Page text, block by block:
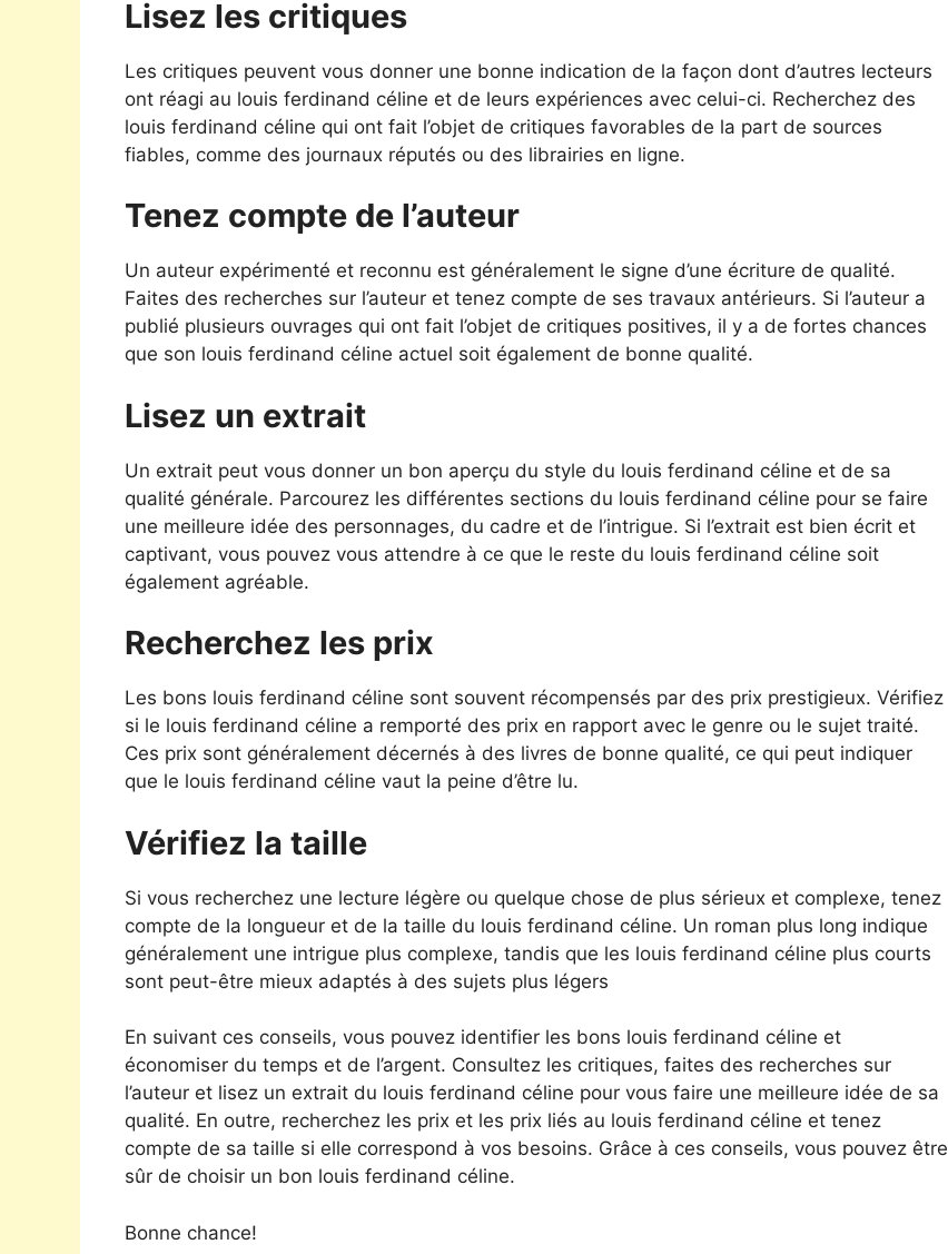
Lisez les critiques
Les critiques peuvent vous donner une bonne indication de la façon dont d’autres lecteurs
ont réagi au louis ferdinand céline et de leurs expériences avec celui-ci. Recherchez des
louis ferdinand céline qui ont fait l’objet de critiques favorables de la part de sources
fiables, comme des journaux réputés ou des librairies en ligne.
Tenez compte de l’auteur
Un auteur expérimenté et reconnu est généralement le signe d’une écriture de qualité.
Faites des recherches sur l’auteur et tenez compte de ses travaux antérieurs. Si l’auteur a
publié plusieurs ouvrages qui ont fait l’objet de critiques positives, il y a de fortes chances
que son louis ferdinand céline actuel soit également de bonne qualité.
Lisez un extrait
Un extrait peut vous donner un bon aperçu du style du louis ferdinand céline et de sa
qualité générale. Parcourez les différentes sections du louis ferdinand céline pour se faire
une meilleure idée des personnages, du cadre et de l’intrigue. Si l’extrait est bien écrit et
captivant, vous pouvez vous attendre à ce que le reste du louis ferdinand céline soit
également agréable.
Recherchez les prix
Les bons louis ferdinand céline sont souvent récompensés par des prix prestigieux. Vérifiez
si le louis ferdinand céline a remporté des prix en rapport avec le genre ou le sujet traité.
Ces prix sont généralement décernés à des livres de bonne qualité, ce qui peut indiquer
que le louis ferdinand céline vaut la peine d’être lu.
Vérifiez la taille
Si vous recherchez une lecture légère ou quelque chose de plus sérieux et complexe, tenez
compte de la longueur et de la taille du louis ferdinand céline. Un roman plus long indique
généralement une intrigue plus complexe, tandis que les louis ferdinand céline plus courts
sont peut-être mieux adaptés à des sujets plus légers
En suivant ces conseils, vous pouvez identifier les bons louis ferdinand céline et
économiser du temps et de l’argent. Consultez les critiques, faites des recherches sur
l’auteur et lisez un extrait du louis ferdinand céline pour vous faire une meilleure idée de sa
qualité. En outre, recherchez les prix et les prix liés au louis ferdinand céline et tenez
compte de sa taille si elle correspond à vos besoins. Grâce à ces conseils, vous pouvez être
sûr de choisir un bon louis ferdinand céline.
Bonne chance!